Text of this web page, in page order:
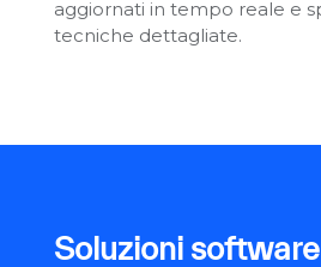
aggiornati in tempo reale e
tecniche dettagliate.
Soluzioni